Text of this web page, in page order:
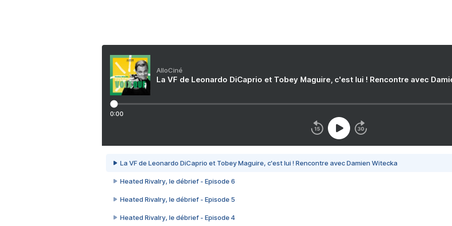
AlloCiné
La VF de Leonardo DiCaprio et Tobey Maguire, c'est lui ! Rencontre avec
0:00
La VF de Leonardo DiCaprio et Tobey Maguire, c'est lui ! Rencontre avec Damien Witecka
Heated Rivalry, le débrief - Episode 6
Heated Rivalry, le débrief - Episode 5
Heated Rivalry, le débrief - Episode 4